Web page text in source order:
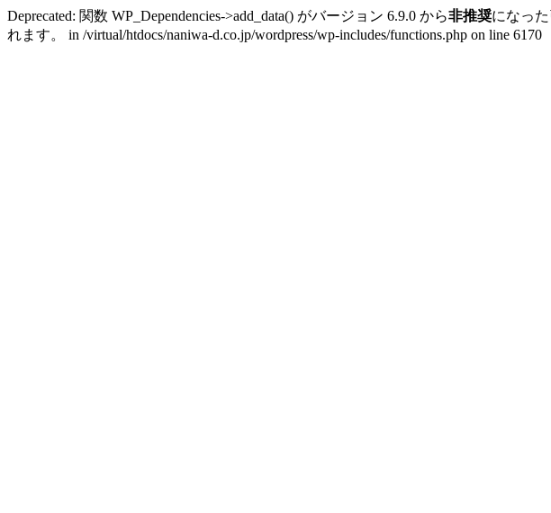
Deprecated: 関数 WP_Dependencies->add_data() がバージョン 6.9.0 から非推奨になっ
れます。 in /virtual/htdocs/naniwa-d.co.jp/wordpress/wp-includes/functions.php on line 6170